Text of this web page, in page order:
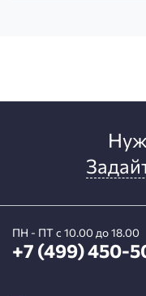
ПН - ПТ с 10.00 до 18.00
+7 (499) 450-